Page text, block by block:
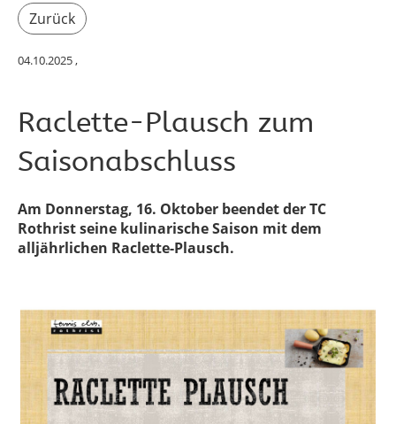
Zurück
04.10.2025 ,
Raclette-Plausch zum
Saisonabschluss
Am Donnerstag, 16. Oktober beendet der TC
Rothrist seine kulinarische Saison mit dem
alljährlichen Raclette-Plausch.